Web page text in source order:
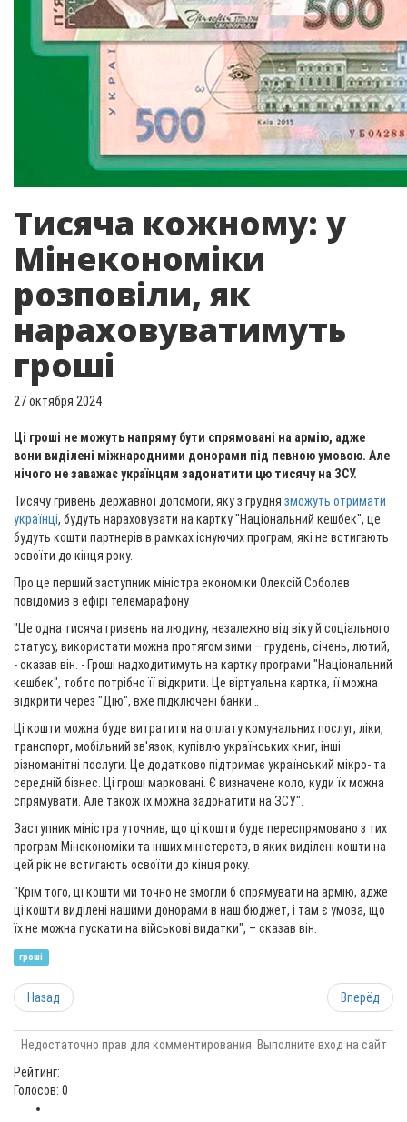
Тисяча кожному: у
Мінекономіки
розповіли, як
нараховуватимуть
гроші
27 октября 2024
Ці гроші не можуть напряму бути спрямовані на армію, адже
вони виділені міжнародними донорами під певною умовою. Але
нічого не заважає українцям задонатити цю тисячу на ЗСУ.
Тисячу гривень державної допомоги, яку з грудня зможуть отримати
українці, будуть нараховувати на картку "Національний кешбек", це
будуть кошти партнерів в рамках існуючих програм, які не встигають
освоїти до кінця року.
Про це перший заступник міністра економіки Олексій Соболев
повідомив в ефірі телемарафону
"Це одна тисяча гривень на людину, незалежно від віку й соціального
статусу, використати можна протягом зими – грудень, січень, лютий,
- сказав він. - Гроші надходитимуть на картку програми "Національний
кешбек", тобто потрібно її відкрити. Це віртуальна картка, її можна
відкрити через "Дію", вже підключені банки…
Ці кошти можна буде витратити на оплату комунальних послуг, ліки,
транспорт, мобільний зв'язок, купівлю українських книг, інші
різноманітні послуги. Це додатково підтримає український мікро- та
середній бізнес. Ці гроші марковані. Є визначене коло, куди їх можна
спрямувати. Але також їх можна задонатити на ЗСУ".
Заступник міністра уточнив, що ці кошти буде переспрямовано з тих
програм Мінекономіки та інших міністерств, в яких виділені кошти на
цей рік не встигають освоїти до кінця року.
"Крім того, ці кошти ми точно не змогли б спрямувати на армію, адже
ці кошти виділені нашими донорами в наш бюджет, і там є умова, що
їх не можна пускати на військові видатки", – сказав він.
гроші
Назад Вперёд
Недостаточно прав для комментирования. Выполните вход на сайт
Рейтинг:
Голосов: 0